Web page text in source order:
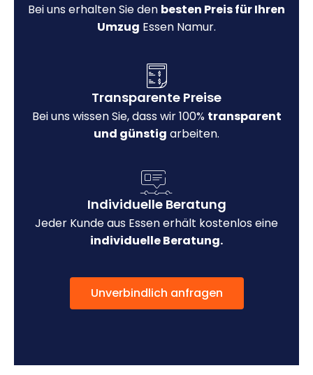
Bei uns erhalten Sie den besten Preis für Ihren
Umzug Essen Namur.
Transparente Preise
Bei uns wissen Sie, dass wir 100% transparent
und günstig arbeiten.
Individuelle Beratung
Jeder Kunde aus Essen erhält kostenlos eine
individuelle Beratung.
Unverbindlich anfragen